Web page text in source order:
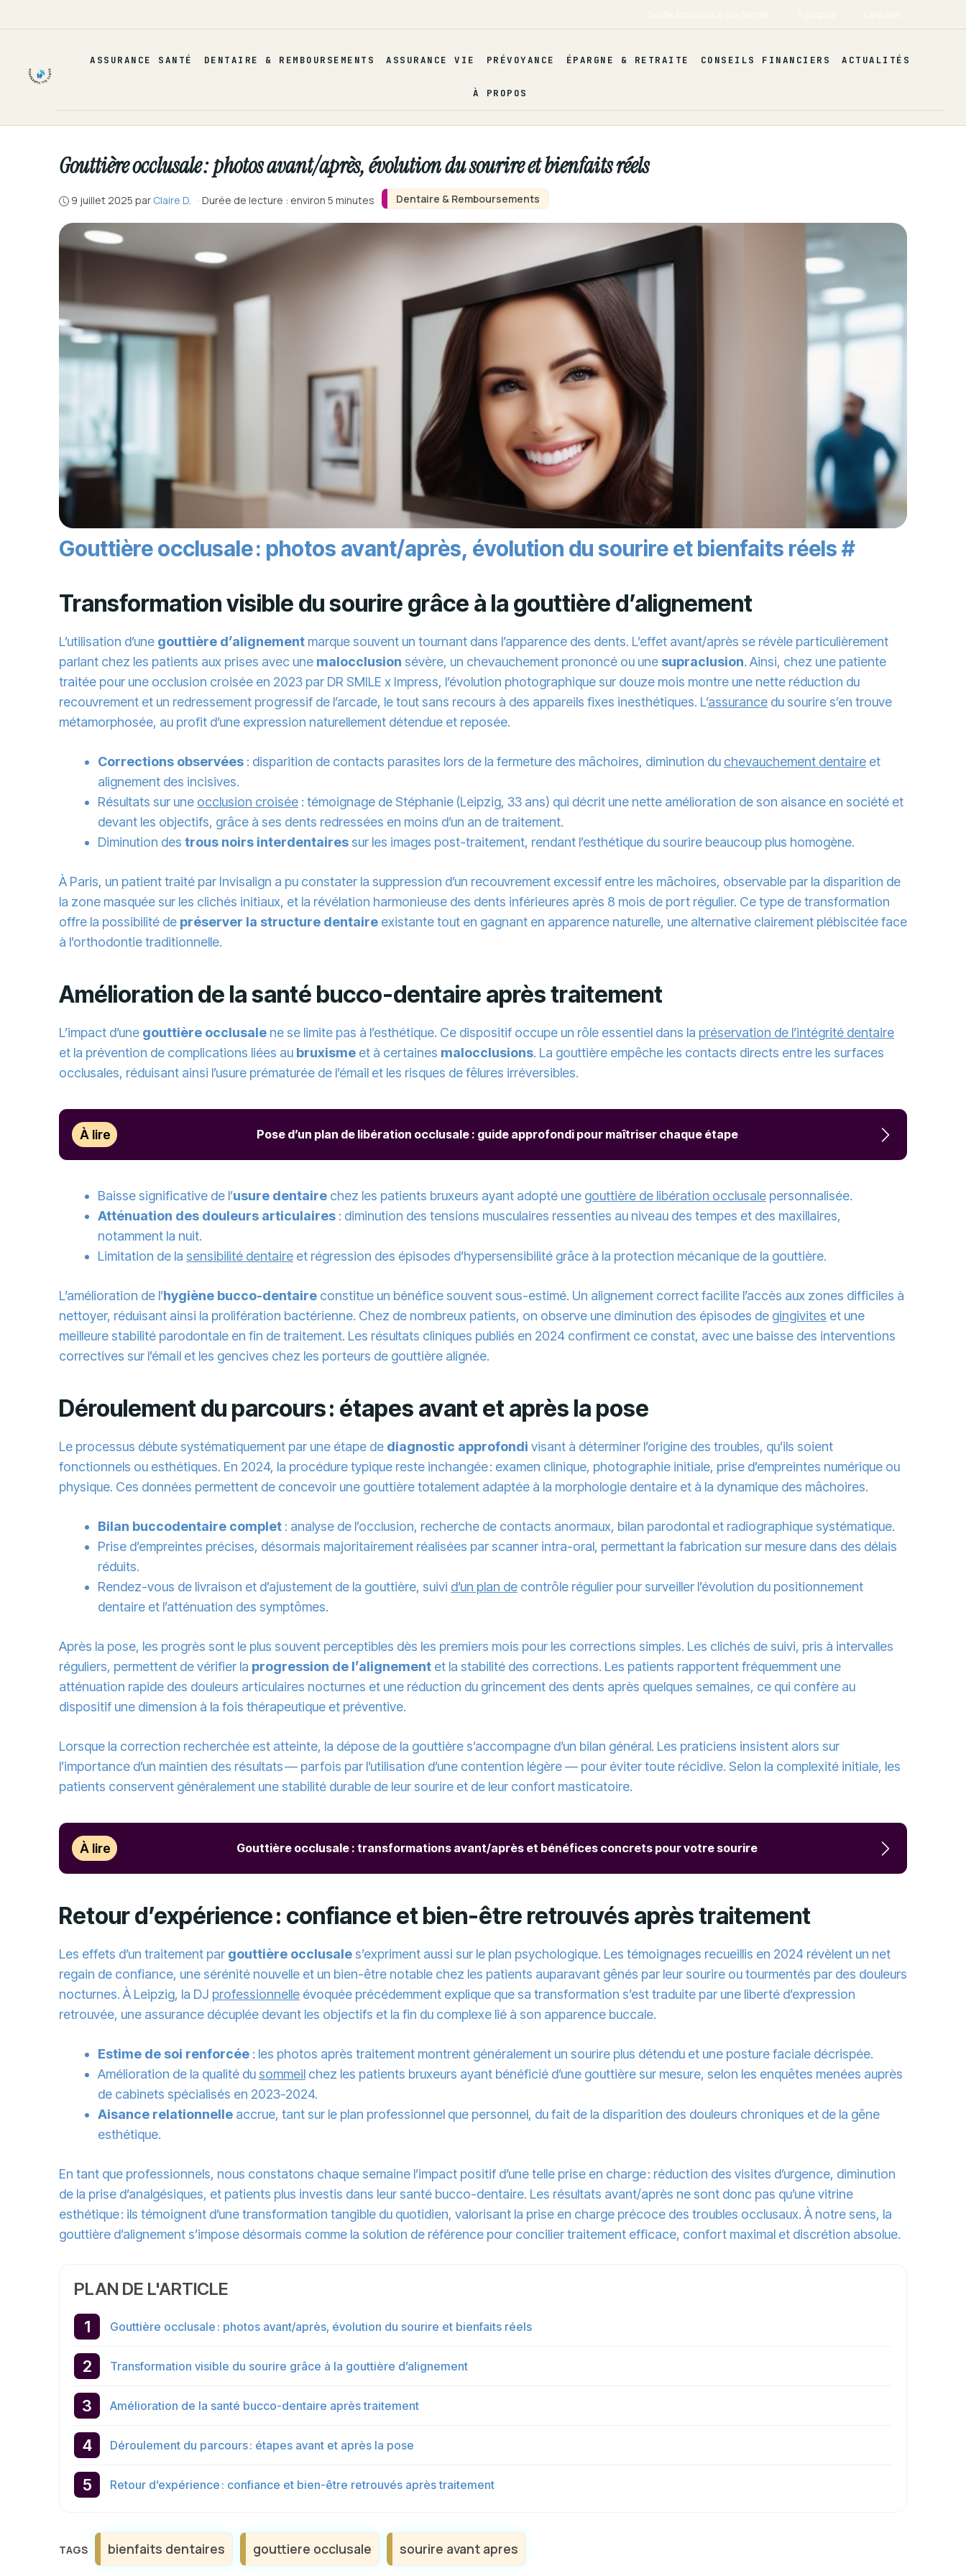
au
ASSURANCE SANTÉ DENTAIRE & REMBOURSEMENTS ASSURANCE VIE PRÉVOYANCE ÉPARGNE & RETRAITE CONSEILS FINANCIERS ACTUALITÉS
À PROPOS
Dentaire & Remboursements
Gouttière occlusale : photos avant/après, évolution du sourire et bienfaits réels
9 juillet 2025 par Claire D. · Durée de lecture : environ 5 minutes
Gouttière occlusale : photos avant/après, évolution du sourire et bienfaits réels#
Transformation visible du sourire grâce à la gouttière d’alignement
L’utilisation d’une gouttière d’alignement marque souvent un tournant dans l’apparence des dents. L’effet avant/après se révèle particulièrement
parlant chez les patients aux prises avec une malocclusion sévère, un chevauchement prononcé ou une supraclusion. Ainsi, chez une patiente
traitée pour une occlusion croisée en 2023 par DR SMILE x Impress, l’évolution photographique sur douze mois montre une nette réduction du
recouvrement et un redressement progressif de l’arcade, le tout sans recours à des appareils fixes inesthétiques. L’assurance du sourire s’en trouve
métamorphosée, au profit d’une expression naturellement détendue et reposée.
Corrections observées : disparition de contacts parasites lors de la fermeture des mâchoires, diminution du chevauchement dentaire et
alignement des incisives.
Résultats sur une occlusion croisée : témoignage de Stéphanie (Leipzig, 33 ans) qui décrit une nette amélioration de son aisance en société et
devant les objectifs, grâce à ses dents redressées en moins d’un an de traitement.
Diminution des trous noirs interdentaires sur les images post-traitement, rendant l’esthétique du sourire beaucoup plus homogène.
À Paris, un patient traité par Invisalign a pu constater la suppression d’un recouvrement excessif entre les mâchoires, observable par la disparition de
la zone masquée sur les clichés initiaux, et la révélation harmonieuse des dents inférieures après 8 mois de port régulier. Ce type de transformation
offre la possibilité de préserver la structure dentaire existante tout en gagnant en apparence naturelle, une alternative clairement plébiscitée face
à l’orthodontie traditionnelle.
Amélioration de la santé bucco-dentaire après traitement
L’impact d’une gouttière occlusale ne se limite pas à l’esthétique. Ce dispositif occupe un rôle essentiel dans la préservation de l’intégrité dentaire
et la prévention de complications liées au bruxisme et à certaines malocclusions. La gouttière empêche les contacts directs entre les surfaces
occlusales, réduisant ainsi l’usure prématurée de l’émail et les risques de fêlures irréversibles.
À lire Pose d’un plan de libération occlusale : guide approfondi pour maîtriser chaque étape
Baisse significative de l’usure dentaire chez les patients bruxeurs ayant adopté une gouttière de libération occlusale personnalisée.
Atténuation des douleurs articulaires : diminution des tensions musculaires ressenties au niveau des tempes et des maxillaires,
notamment la nuit.
Limitation de la sensibilité dentaire et régression des épisodes d’hypersensibilité grâce à la protection mécanique de la gouttière.
L’amélioration de l’hygiène bucco-dentaire constitue un bénéfice souvent sous-estimé. Un alignement correct facilite l’accès aux zones difficiles à
nettoyer, réduisant ainsi la prolifération bactérienne. Chez de nombreux patients, on observe une diminution des épisodes de gingivites et une
meilleure stabilité parodontale en fin de traitement. Les résultats cliniques publiés en 2024 confirment ce constat, avec une baisse des interventions
correctives sur l’émail et les gencives chez les porteurs de gouttière alignée.
Déroulement du parcours : étapes avant et après la pose
Le processus débute systématiquement par une étape de diagnostic approfondi visant à déterminer l’origine des troubles, qu’ils soient
fonctionnels ou esthétiques. En 2024, la procédure typique reste inchangée : examen clinique, photographie initiale, prise d’empreintes numérique ou
physique. Ces données permettent de concevoir une gouttière totalement adaptée à la morphologie dentaire et à la dynamique des mâchoires.
Bilan buccodentaire complet : analyse de l’occlusion, recherche de contacts anormaux, bilan parodontal et radiographique systématique.
Prise d’empreintes précises, désormais majoritairement réalisées par scanner intra-oral, permettant la fabrication sur mesure dans des délais
réduits.
Rendez-vous de livraison et d’ajustement de la gouttière, suivi d’un plan de contrôle régulier pour surveiller l’évolution du positionnement
dentaire et l’atténuation des symptômes.
Après la pose, les progrès sont le plus souvent perceptibles dès les premiers mois pour les corrections simples. Les clichés de suivi, pris à intervalles
réguliers, permettent de vérifier la progression de l’alignement et la stabilité des corrections. Les patients rapportent fréquemment une
atténuation rapide des douleurs articulaires nocturnes et une réduction du grincement des dents après quelques semaines, ce qui confère au
dispositif une dimension à la fois thérapeutique et préventive.
Lorsque la correction recherchée est atteinte, la dépose de la gouttière s’accompagne d’un bilan général. Les praticiens insistent alors sur
l’importance d’un maintien des résultats — parfois par l’utilisation d’une contention légère — pour éviter toute récidive. Selon la complexité initiale, les
patients conservent généralement une stabilité durable de leur sourire et de leur confort masticatoire.
À lire Gouttière occlusale : transformations avant/après et bénéfices concrets pour votre sourire
Retour d’expérience : confiance et bien-être retrouvés après traitement
Les effets d’un traitement par gouttière occlusale s’expriment aussi sur le plan psychologique. Les témoignages recueillis en 2024 révèlent un net
regain de confiance, une sérénité nouvelle et un bien-être notable chez les patients auparavant gênés par leur sourire ou tourmentés par des douleurs
nocturnes. À Leipzig, la DJ professionnelle évoquée précédemment explique que sa transformation s’est traduite par une liberté d’expression
retrouvée, une assurance décuplée devant les objectifs et la fin du complexe lié à son apparence buccale.
Estime de soi renforcée : les photos après traitement montrent généralement un sourire plus détendu et une posture faciale décrispée.
Amélioration de la qualité du sommeil chez les patients bruxeurs ayant bénéficié d’une gouttière sur mesure, selon les enquêtes menées auprès
de cabinets spécialisés en 2023-2024.
Aisance relationnelle accrue, tant sur le plan professionnel que personnel, du fait de la disparition des douleurs chroniques et de la gêne
esthétique.
En tant que professionnels, nous constatons chaque semaine l’impact positif d’une telle prise en charge : réduction des visites d’urgence, diminution
de la prise d’analgésiques, et patients plus investis dans leur santé bucco-dentaire. Les résultats avant/après ne sont donc pas qu’une vitrine
esthétique : ils témoignent d’une transformation tangible du quotidien, valorisant la prise en charge précoce des troubles occlusaux. À notre sens, la
gouttière d’alignement s’impose désormais comme la solution de référence pour concilier traitement efficace, confort maximal et discrétion absolue.
PLAN DE L'ARTICLE
Gouttière occlusale : photos avant/après, évolution du sourire et bienfaits réels
Transformation visible du sourire grâce à la gouttière d’alignement
Amélioration de la santé bucco-dentaire après traitement
Déroulement du parcours : étapes avant et après la pose
Retour d’expérience : confiance et bien-être retrouvés après traitement
Étiquettes
bienfaits dentaires gouttiere occlusale sourire avant apres